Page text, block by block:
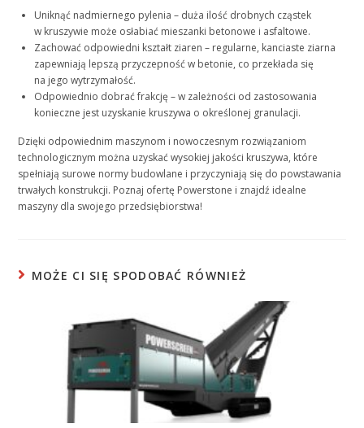
Uniknąć nadmiernego pylenia – duża ilość drobnych cząstek
w kruszywie może osłabiać mieszanki betonowe i asfaltowe.
Zachować odpowiedni kształt ziaren – regularne, kanciaste ziarna
zapewniają lepszą przyczepność w betonie, co przekłada się
na jego wytrzymałość.
Odpowiednio dobrać frakcję – w zależności od zastosowania
konieczne jest uzyskanie kruszywa o określonej granulacji.
Dzięki odpowiednim maszynom i nowoczesnym rozwiązaniom
technologicznym można uzyskać wysokiej jakości kruszywa, które
spełniają surowe normy budowlane i przyczyniają się do powstawania
trwałych konstrukcji. Poznaj ofertę Powerstone i znajdź idealne
maszyny dla swojego przedsiębiorstwa!
MOŻE CI SIĘ SPODOBAĆ RÓWNIEŻ